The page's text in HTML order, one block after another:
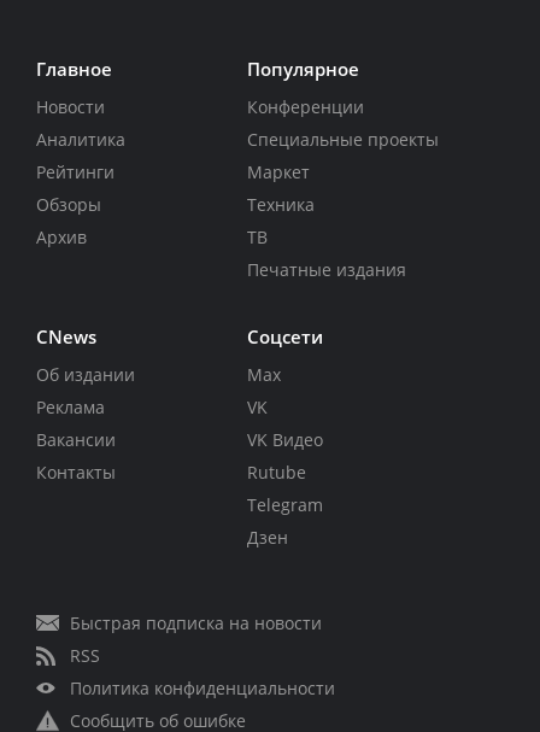
Главное
Новости
Аналитика
Рейтинги
Обзоры
Архив
Популярное
Конференции
Специальные проекты
Маркет
Техника
ТВ
Печатные издания
CNews
Об издании
Реклама
Вакансии
Контакты
Соцсети
Max
VK
VK Видео
Rutube
Telegram
Дзен
Быстрая подписка на новости
RSS
Политика конфиденциальности
Сообщить об ошибке